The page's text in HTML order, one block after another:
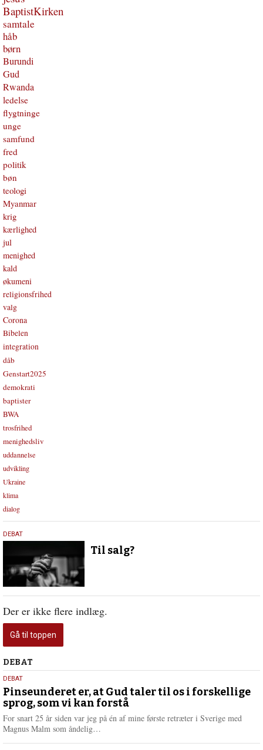
BaptistKirken
samtale
håb
børn
Burundi
Gud
Rwanda
ledelse
flygtninge
unge
samfund
fred
politik
bøn
teologi
Myanmar
krig
kærlighed
jul
menighed
kald
økumeni
religionsfrihed
valg
Corona
Bibelen
integration
dåb
Genstart2025
demokrati
baptister
BWA
trosfrihed
menighedsliv
uddannelse
udvikling
Ukraine
klima
dialog
16.
DEBAT
Til salg?
Der er ikke flere indlæg.
Gå til toppen
Debat
DEBAT
5.
august
2026
DEBAT
Pinseunderet er, at Gud taler til os i forskellige
sprog, som vi kan forstå
For snart 25 år siden var jeg på én af mine første retræter i Sverige med
Magnus Malm som åndelig…